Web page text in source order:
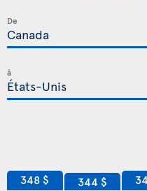
De
à
348 $ 344 $